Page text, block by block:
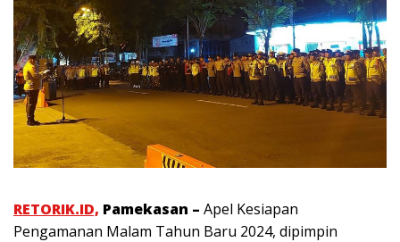
RETORIK.ID, Pamekasan – Apel Kesiapan
Pengamanan Malam Tahun Baru 2024, dipimpin